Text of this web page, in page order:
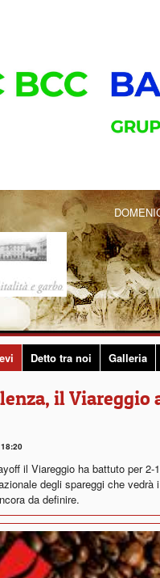
Detto tra noi Galleria
il Viareggio
il Viareggio ha battuto per
degli spareggi che vedrà
da definire.